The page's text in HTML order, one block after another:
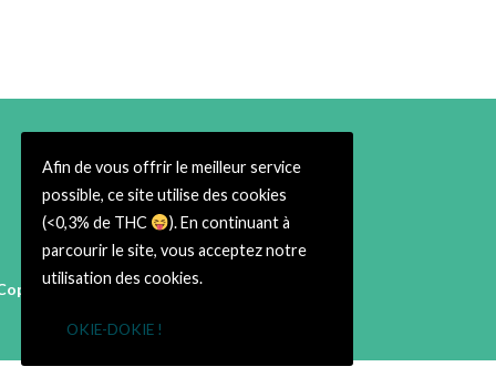
© 2026 Cbweed Shop Toulouse
Afin de vous offrir le meilleur service
possible, ce site utilise des cookies
(<0,3% de THC
). En continuant à
parcourir le site, vous acceptez notre
utilisation des cookies.
OKIE-DOKIE !